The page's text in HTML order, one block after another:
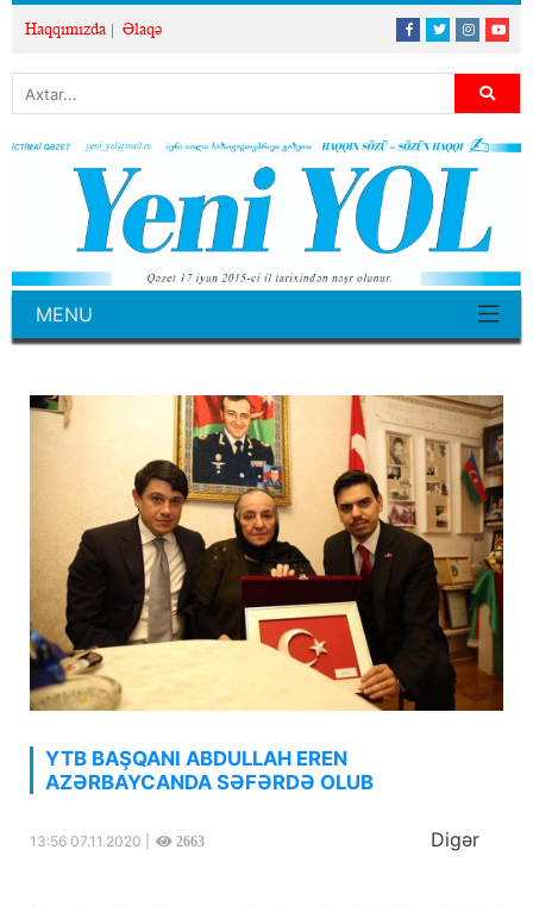
Haqqımızda Əlaqə
MENU
YTB BAŞQANI ABDULLAH EREN
AZƏRBAYCANDA SƏFƏRDƏ OLUB
13:56 07.11.2020 | 2663 Digər